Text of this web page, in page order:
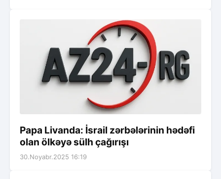
Papa Livanda: İsrail zərbələrinin hədəfi
olan ölkəyə sülh çağırışı
30.Noyabr.2025 16:19